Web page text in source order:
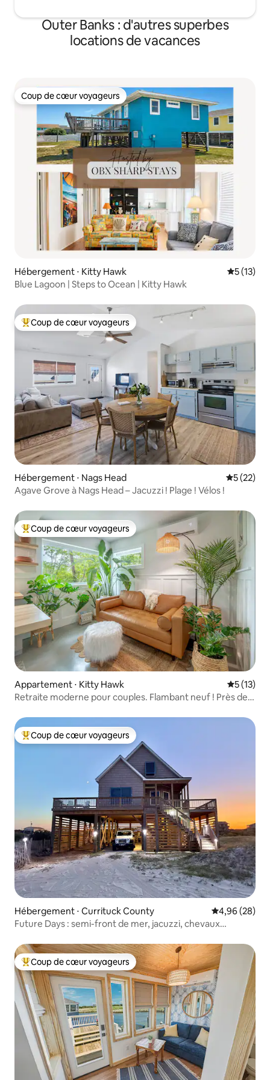
Outer Banks : d'autres superbes
locations de vacances
Coup de cœur voyageurs
Coup de cœur voyageurs
Hébergement ⋅ Kitty Hawk
5 (13)
Blue Lagoon | Steps to Ocean | Kitty Hawk
Coups de cœur voyageurs les plus appréciés
Coup de cœur voyageurs
Hébergement ⋅ Nags Head
5 (22)
Agave Grove à Nags Head – Jacuzzi ! Plage ! Vélos !
Coups de cœur voyageurs les plus appréciés
Coup de cœur voyageurs
Appartement ⋅ Kitty Hawk
5 (13)
Retraite moderne pour couples. Flambant neuf ! Près de
Coups de cœur voyageurs les plus appréciés
Coup de cœur voyageurs
Hébergement ⋅ Currituck County Évaluation
4,96 (28)
Future Days : semi-front de mer, jacuzzi, chevaux
Coups de cœur voyageurs les plus appréciés
Coup de cœur voyageurs